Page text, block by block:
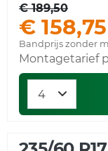
€ 189,50
€ 158,75
Bandprijs zonder
Montagetarief